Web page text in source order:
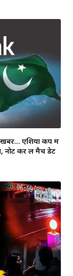
एशिया कप में
नोट कर लें मैच डेट